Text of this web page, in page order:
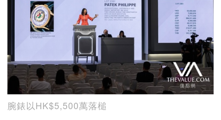
腕錶以HK$5,500萬落槌